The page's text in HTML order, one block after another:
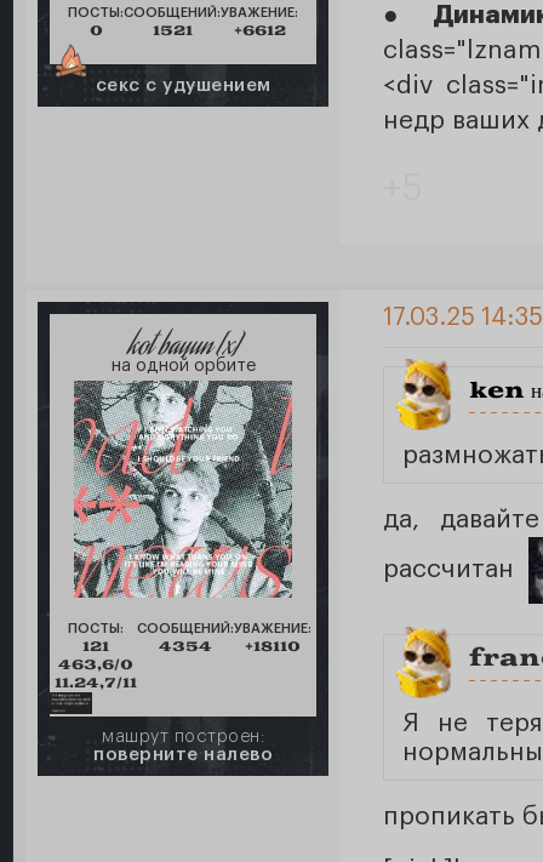
ПОСТЫ:
0
СООБЩЕНИЙ:
1521
УВАЖЕНИЕ:
+6612
секс с удушением
●
<div
недр
kot bayun [x]
на одной орбите
ПОСТЫ:
121
463,6/0
11.24,7/11
СООБЩЕНИЙ:
4354
УВАЖЕНИЕ:
+18110
машрут построен:
поверните налево
17.03.25
ken
да,
рассчитан
Я не
пропикать